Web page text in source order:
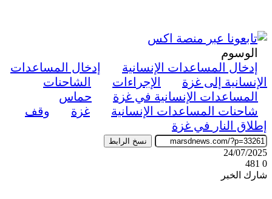
الوسوم
إدخال المساعدات الإنسانية
إدخال المساعدات
الإنسانية إلى غزة
الإجراءات
الشاحنات
المساعدات الإنسانية في غزة
حماس
شاحنات المساعدات الإنسانية
غزة
وقف
إطلاق النار في غزة
نسخ الرابط
24/07/2025
0
شارك الخبر